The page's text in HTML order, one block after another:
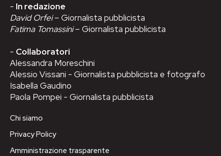
- In redazione
David Orfei– Giornalista pubblicista
Fatima Tomassini– Giornalista pubblicista
- Collaboratori
Alessandra Moreschini
Alessio Vissani - Giornalista pubblicista e fotografo
Isabella Gaudino
Paola Pompei - Giornalista pubblicista
Chi siamo
Privacy Policy
Amministrazione trasparente